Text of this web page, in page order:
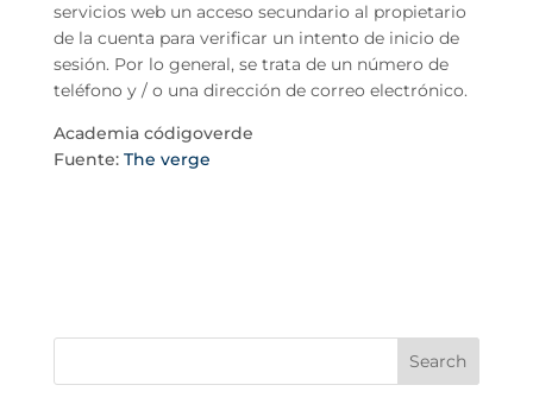
servicios web un acceso secundario al propietario
de la cuenta para verificar un intento de inicio de
sesión. Por lo general, se trata de un número de
teléfono y / o una dirección de correo electrónico.
Academia códigoverde
Fuente: The verge